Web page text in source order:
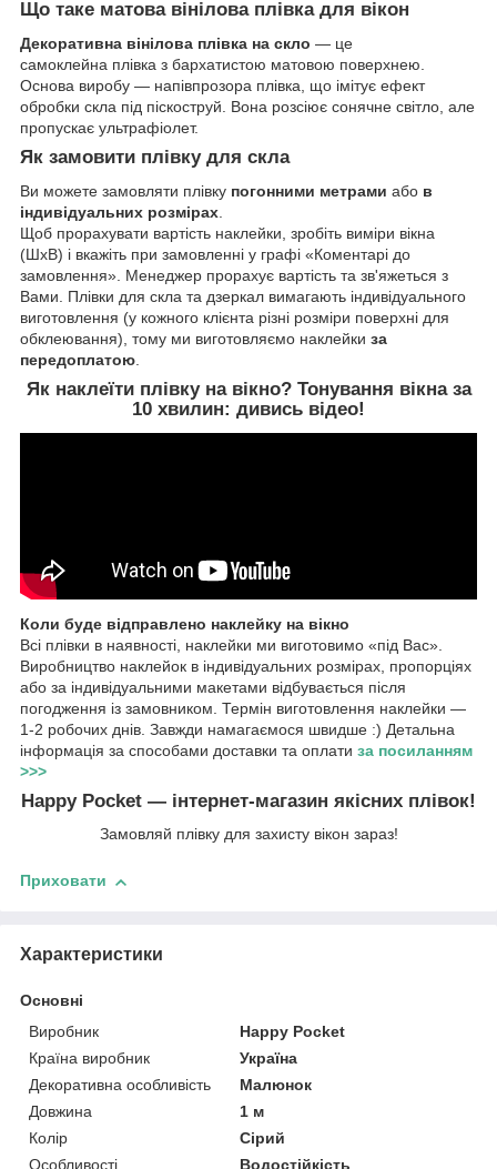
Що таке матова вінілова плівка для вікон
Декоративна вінілова плівка на скло — це
самоклейна плівка з бархатистою матовою поверхнею.
Основа виробу — напівпрозора плівка, що імітує ефект
обробки скла під піскоструй. Вона розсіює сонячне світло, але
пропускає ультрафіолет.
Як замовити плівку для скла
Ви можете замовляти плівку погонними метрами або в
індивідуальних розмірах
Щоб прорахувати вартість наклейки, зробіть виміри вікна
(ШхВ) і вкажіть при замовленні у графі «Коментарі до
замовлення». Менеджер прорахує вартість та зв'яжеться з
Вами. Плівки для скла та дзеркал вимагають індивідуального
виготовлення (у кожного клієнта різні розміри поверхні для
обклеювання), тому ми виготовляємо наклейки за
передоплатою
Як наклеїти плівку на вікно? Тонування вікна за
10 хвилин: дивись відео!
Коли буде відправлено наклейку на вікно
Всі плівки в наявності, наклейки ми виготовимо «під Вас».
Виробництво наклейок в індивідуальних розмірах, пропорціях
або за індивідуальними макетами відбувається після
погодження із замовником. Термін виготовлення наклейки —
1-2 робочих днів. Завжди намагаємося швидше :) Детальна
інформація за способами доставки та оплати за посиланням
>>>
Happy Pocket — інтернет-магазин якісних плівок!
Замовляй плівку для захисту вікон зараз!
Приховати
Характеристики
Основні
Виробник
Happy Pocket
Країна виробник
Україна
Декоративна особливість
Малюнок
Довжина
1 м
Колір
Сірий
Особливості
Водостійкість